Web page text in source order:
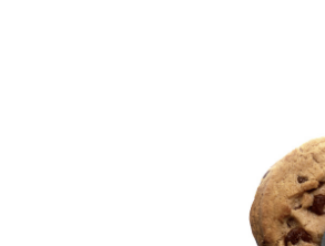
SITRA SOSIAALISESSA